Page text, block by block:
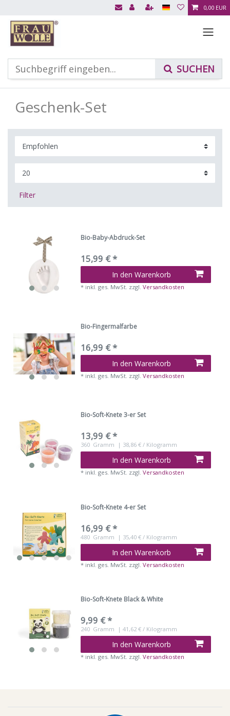
0,00 EUR
Geschenk-Set
Filter
Bio-Baby-Abdruck-Set
15,99 € *
In den Warenkorb
* inkl. ges. MwSt. zzgl.Versandkosten
Bio-Fingermalfarbe
16,99 € *
In den Warenkorb
* inkl. ges. MwSt. zzgl.Versandkosten
Bio-Soft-Knete 3-er Set
13,99 € *
360 Gramm | 38,86 € / Kilogramm
In den Warenkorb
* inkl. ges. MwSt. zzgl.Versandkosten
Bio-Soft-Knete 4-er Set
16,99 € *
480 Gramm | 35,40 € / Kilogramm
In den Warenkorb
* inkl. ges. MwSt. zzgl.Versandkosten
Bio-Soft-Knete Black & White
9,99 € *
240 Gramm | 41,62 € / Kilogramm
In den Warenkorb
* inkl. ges. MwSt. zzgl.Versandkosten